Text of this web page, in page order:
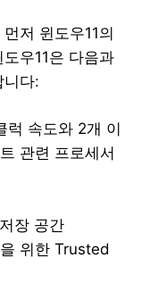
저 윈도우11의
우11은 다음과
니다:
럭 속도와 2개 이
관련 프로세서
장 공간
위한 Trusted